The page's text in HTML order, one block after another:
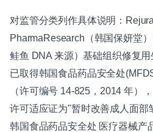
对监管分类列作具体说明：
PharmaResearch（韩国保妍堂
鲑鱼 DNA 来源）基础组织修复用
已取得韩国食品药品安全处
（许可编号 14-825，2014 年），
许可适应证为"暂时改善成人面部
韩国食品药品安全处 医疗器械产